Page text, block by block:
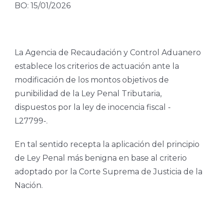
BO: 15/01/2026
La Agencia de Recaudación y Control Aduanero
establece los criterios de actuación ante la
modificación de los montos objetivos de
punibilidad de la Ley Penal Tributaria,
dispuestos por la ley de inocencia fiscal -
L27799-.
En tal sentido recepta la aplicación del principio
de Ley Penal más benigna en base al criterio
adoptado por la Corte Suprema de Justicia de la
Nación.